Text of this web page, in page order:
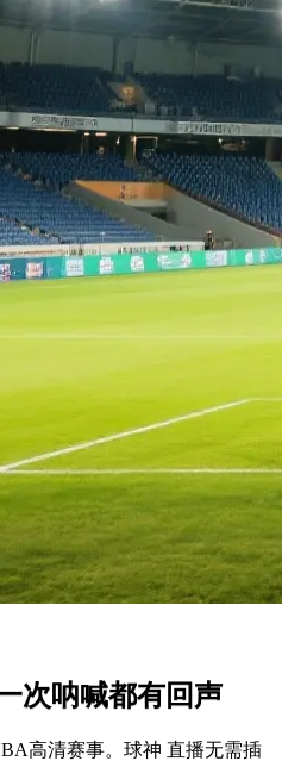
次呐喊都有回声
高清赛事。球神 直播无需插